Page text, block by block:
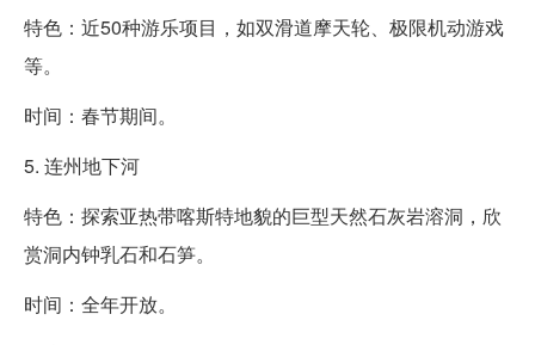
特色：近50种游乐项目，如双滑道摩天轮、极限机动游戏
等。
时间：春节期间。
5. 连州地下河
特色：探索亚热带喀斯特地貌的巨型天然石灰岩溶洞，欣
赏洞内钟乳石和石笋。
时间：全年开放。